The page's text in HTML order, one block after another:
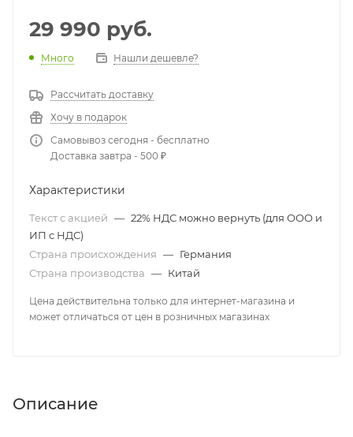
29 990 руб.
Много Нашли дешевле?
Рассчитать доставку
Хочу в подарок
Самовывоз сегодня - бесплатно
Доставка завтра - 500 ₽
Характеристики
Текст с акцией — 22% НДС можно вернуть (для ООО и
ИП с НДС)
Страна происхождения — Германия
Страна производства — Китай
Цена действительна только для интернет-магазина и
может отличаться от цен в розничных магазинах
Описание